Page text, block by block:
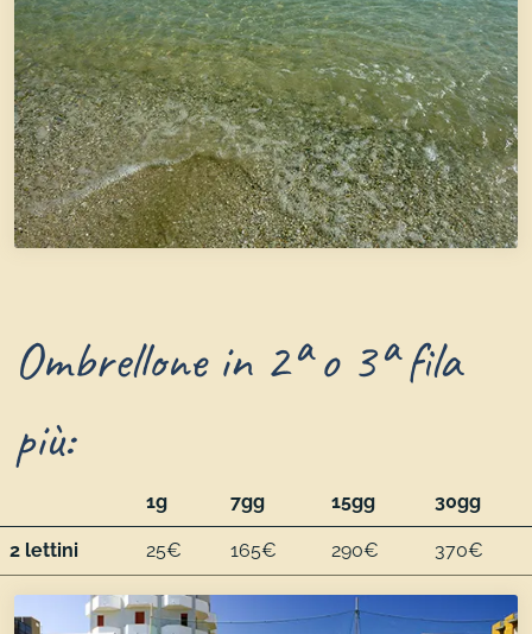
Ombrellone in 2ª o 3ª fila
più:
1g 7gg 15gg 30gg
2 lettini 25€ 165€ 290€ 370€